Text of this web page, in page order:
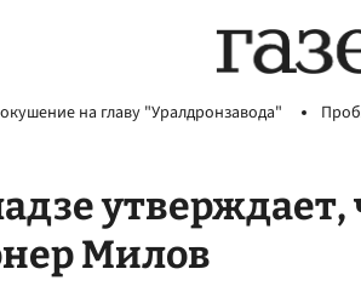
на главу "Уралдронзавода"
утверждает,
Милов